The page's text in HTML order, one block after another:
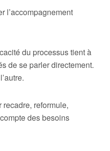
l’accompagnement
du processus tient à
de se parler directement.
recadre, reformule,
des besoins